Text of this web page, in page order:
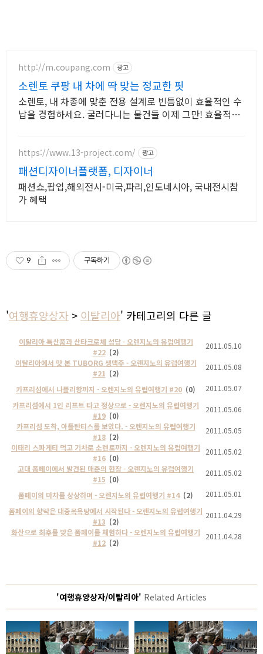
http://m.coupang.com 광고
소렌토 쿠팡 내 차에 딱 맞는 정교한 핏
소렌토, 내 차종에 맞춘 전용 설계로 빈틈없이 효율적인 수
납을 경험하세요. 굴러다니는 물건들 이제 그만! 효율적인
https://www.13-project.com/ 광고
패션디자이너플랫폼, 디자이너
패션쇼,팝업,해외전시-미국,파리,인도네시아, 국내전시참
가 혜택
9 구독하기
'여행휴양상자 > 이탈리아' 카테고리의 다른 글
이탈리아 특산품과 산타크로체 성당 - 오렌지노의 유럽여행기
#22 (2)
2011.05.10
이탈리아에서 맛 본 TUBORG 생맥주 - 오렌지노의 유럽여행기
#21 (2)
2011.05.08
카프리섬에서 나폴리항까지 - 오렌지노의 유럽여행기 #20 (0)
2011.05.07
카프리섬에서 1인 리프트 타고 정상으로 - 오렌지노의 유럽여행기
#19 (0)
2011.05.06
카프리섬 도착, 아틀란티스를 보았다. - 오렌지노의 유럽여행기
#18 (2)
2011.05.05
이태리 스파게티 먹고 기차로 소렌토까지 - 오렌지노의 유럽여행기
#16 (0)
2011.05.02
고대 폼페이에서 발견된 매춘의 현장 - 오렌지노의 유럽여행기
#15 (0)
2011.05.02
폼페이의 마차를 상상하며 - 오렌지노의 유럽여행기 #14 (2)
2011.05.01
폼페이의 향락은 대중목욕탕에서 시작된다 - 오렌지노의 유럽여행기
#13 (2)
2011.04.29
화산으로 최후를 맞은 폼페이를 체험하다 - 오렌지노의 유럽여행기
#12 (2)
2011.04.28
'여행휴양상자/이탈리아' Related Articles